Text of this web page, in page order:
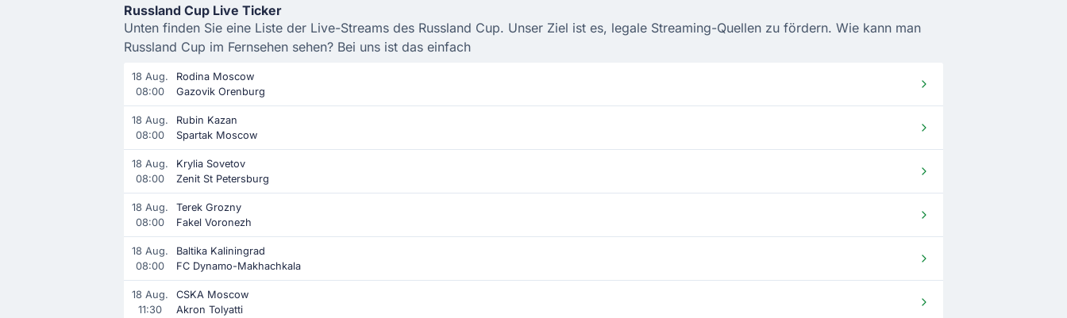
Russland Cup Live Ticker
Unten finden Sie eine Liste der Live-Streams des Russland Cup. Unser Ziel ist es, legale Streaming-Quellen zu fördern. Wie kann man
Russland Cup im Fernsehen sehen? Bei uns ist das einfach
18 Aug.
08:00
Rodina Moscow
Gazovik Orenburg
18 Aug.
08:00
Rubin Kazan
Spartak Moscow
18 Aug.
08:00
Krylia Sovetov
Zenit St Petersburg
18 Aug.
08:00
Terek Grozny
Fakel Voronezh
18 Aug.
08:00
Baltika Kaliningrad
FC Dynamo-Makhachkala
18 Aug.
11:30
CSKA Moscow
Akron Tolyatti